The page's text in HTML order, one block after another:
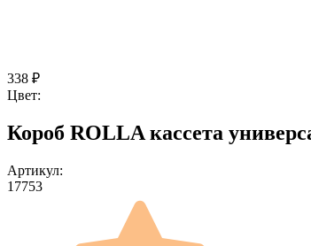
338 ₽
Цвет:
Короб ROLLA кассета
Артикул:
17753